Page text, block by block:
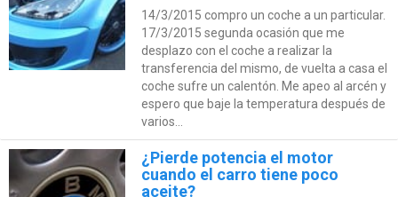
14/3/2015 compro un coche a un particular.
17/3/2015 segunda ocasión que me
desplazo con el coche a realizar la
transferencia del mismo, de vuelta a casa el
coche sufre un calentón. Me apeo al arcén y
espero que baje la temperatura después de
varios...
¿Pierde potencia el motor
cuando el carro tiene poco
aceite?